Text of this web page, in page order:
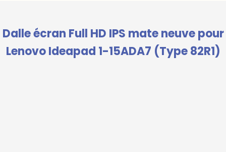
Dalle écran Full HD IPS mate neuve pour
Lenovo Ideapad 1-15ADA7 (Type 82R1)